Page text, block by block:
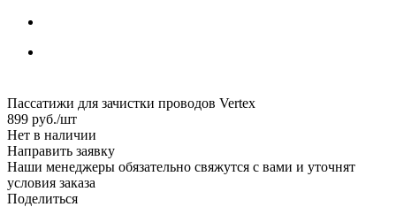
Пассатижи для зачистки проводов Vertex
899 руб./шт
Нет в наличии
Направить заявку
Наши менеджеры обязательно свяжутся с вами и уточнят
условия заказа
Поделиться